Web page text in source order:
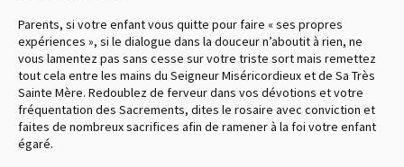
Parents, si votre enfant vous quitte pour faire « ses propres
expériences », si le dialogue dans la douceur n’aboutit à rien, ne
vous lamentez pas sans cesse sur votre triste sort mais remettez
tout cela entre les mains du Seigneur Miséricordieux et de Sa Très
Sainte Mère. Redoublez de ferveur dans vos dévotions et votre
fréquentation des Sacrements, dites le rosaire avec conviction et
faites de nombreux sacrifices afin de ramener à la foi votre enfant
égaré.